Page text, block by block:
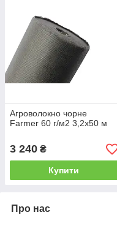
Агроволокно чорне
Farmer 60 г/м2 3,2х50 м
3 240 ₴
Купити
Про нас